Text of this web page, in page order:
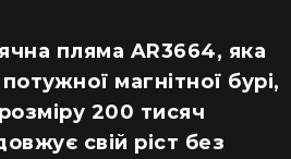
пляма AR3664, яка
магнітної бурі,
200 тисяч
свій ріст без